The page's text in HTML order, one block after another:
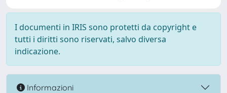
I documenti in IRIS sono protetti da copyright e
tutti i diritti sono riservati, salvo diversa
indicazione.
Informazioni